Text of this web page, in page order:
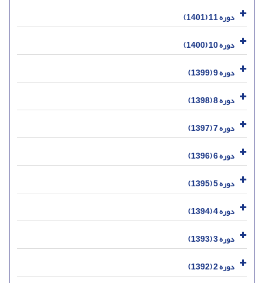
دوره 11 (1401)
دوره 10 (1400)
دوره 9 (1399)
دوره 8 (1398)
دوره 7 (1397)
دوره 6 (1396)
دوره 5 (1395)
دوره 4 (1394)
دوره 3 (1393)
دوره 2 (1392)